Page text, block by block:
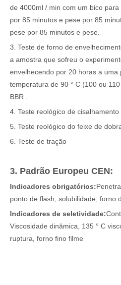
de 4000ml / min com um bico
por 85 minutos e pese por 85
pese por 85 minutos e pese.
3. Teste de forno de
a amostra que sofreu o
envelhecendo por 20 horas a
temperatura de 90 ° C (100 ou
BBR .
4. Teste reológico de
5. Teste reológico do feixe de
6. Teste de tração
3. Padrão Europeu CEN:
Indicadores obrigatórios:
ponto de flash, solubilidade, forno
Indicadores de seletividade:
Viscosidade dinâmica, 135 ° C
ruptura, forno fino filme